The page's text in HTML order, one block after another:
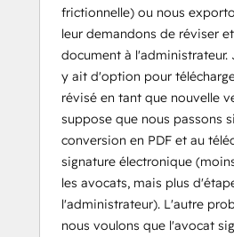
frictionnelle) ou nous
leur demandons de réviser
document à l'administrateur.
y ait d'option pour
révisé en tant que nouvelle
suppose que nous passons
conversion en PDF et au
signature électronique
les avocats, mais plus
l'administrateur). L'autre
nous voulons que l'avocat